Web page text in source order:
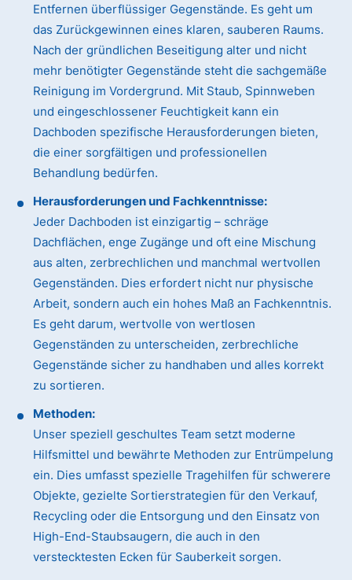
Entfernen überflüssiger Gegenstände. Es geht um
das Zurückgewinnen eines klaren, sauberen Raums.
Nach der gründlichen Beseitigung alter und nicht
mehr benötigter Gegenstände steht die sachgemäße
Reinigung im Vordergrund. Mit Staub, Spinnweben
und eingeschlossener Feuchtigkeit kann ein
Dachboden spezifische Herausforderungen bieten,
die einer sorgfältigen und professionellen
Behandlung bedürfen.
Herausforderungen und Fachkenntnisse:
Jeder Dachboden ist einzigartig – schräge
Dachflächen, enge Zugänge und oft eine Mischung
aus alten, zerbrechlichen und manchmal wertvollen
Gegenständen. Dies erfordert nicht nur physische
Arbeit, sondern auch ein hohes Maß an Fachkenntnis.
Es geht darum, wertvolle von wertlosen
Gegenständen zu unterscheiden, zerbrechliche
Gegenstände sicher zu handhaben und alles korrekt
zu sortieren.
Methoden:
Unser speziell geschultes Team setzt moderne
Hilfsmittel und bewährte Methoden zur Entrümpelung
ein. Dies umfasst spezielle Tragehilfen für schwerere
Objekte, gezielte Sortierstrategien für den Verkauf,
Recycling oder die Entsorgung und den Einsatz von
High-End-Staubsaugern, die auch in den
verstecktesten Ecken für Sauberkeit sorgen.